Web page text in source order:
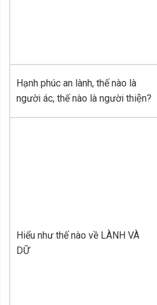
Hạnh phúc an lành, thế nào là
người ác, thế nào là người thiện?
Hiểu như thế nào về LÀNH VÀ
DỮ